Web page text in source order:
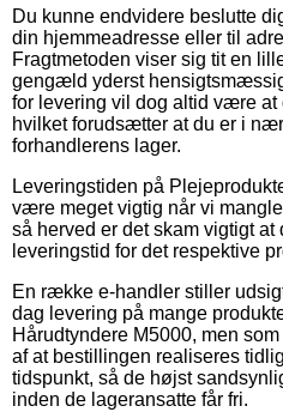
Du kunne endvidere beslutte
din hjemmeadresse eller til
Fragtmetoden viser sig tit en
gengæld yderst
for levering vil dog altid være at
hvilket forudsætter at du er i
forhandlerens lager.
Leveringstiden på
være meget vigtig når vi
så herved er det skam vigtigt
leveringstid for det respektive
En række e-handler stiller
dag levering på mange
Hårudtyndere M5000, men
af at bestillingen realiseres
tidspunkt, så de højst
inden de lageransatte får fri.